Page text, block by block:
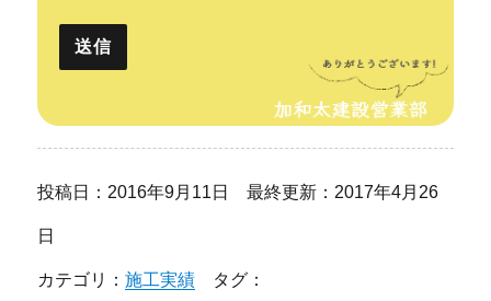
投稿日：2016年9月11日 最終更新：2017年4月26
日
カテゴリ：施工実績 タグ：